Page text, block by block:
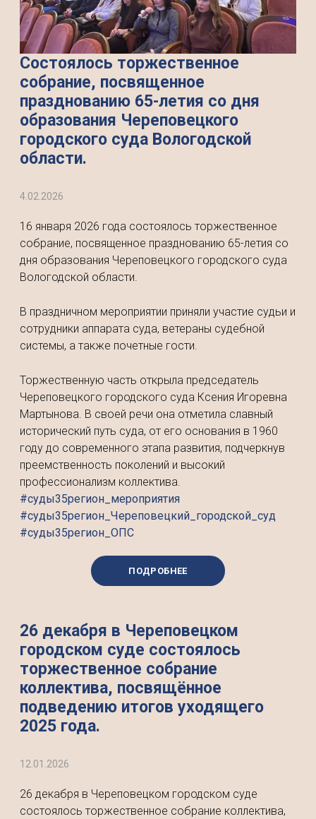
Состоялось торжественное
собрание, посвященное
празднованию 65-летия со дня
образования Череповецкого
городского суда Вологодской
области.
4.02.2026
16 января 2026 года состоялось торжественное
собрание, посвященное празднованию 65-летия со
дня образования Череповецкого городского суда
Вологодской области.
В праздничном мероприятии приняли участие судьи и
сотрудники аппарата суда, ветераны судебной
системы, а также почетные гости.
Торжественную часть открыла председатель
Череповецкого городского суда Ксения Игоревна
Мартынова. В своей речи она отметила славный
исторический путь суда, от его основания в 1960
году до современного этапа развития, подчеркнув
преемственность поколений и высокий
профессионализм коллектива.
#суды35регион_мероприятия
#суды35регион_Череповецкий_городской_суд
#суды35регион_ОПС
ПОДРОБНЕЕ
26 декабря в Череповецком
городском суде состоялось
торжественное собрание
коллектива, посвящённое
подведению итогов уходящего
2025 года.
12.01.2026
26 декабря в Череповецком городском суде
состоялось торжественное собрание коллектива,